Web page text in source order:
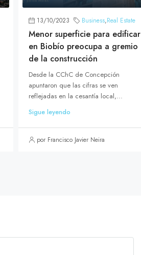
13/10/2023 Business,Real Estate
Menor superficie para edificar
en Biobío preocupa a gremio
de la construcción
Desde la CChC de Concepción
apuntaron que las cifras se ven
reflejadas en la cesantía local,...
Sigue leyendo
por Francisco Javier Neira